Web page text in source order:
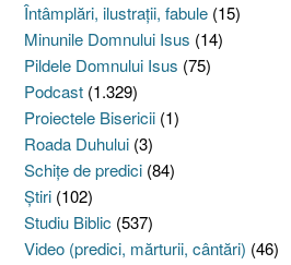
Întâmplări, ilustraţii, fabule (15)
Minunile Domnului Isus (14)
Pildele Domnului Isus (75)
Podcast (1.329)
Proiectele Bisericii (1)
Roada Duhului (3)
Schiţe de predici (84)
Ştiri (102)
Studiu Biblic (537)
Video (predici, mărturii, cântări) (46)